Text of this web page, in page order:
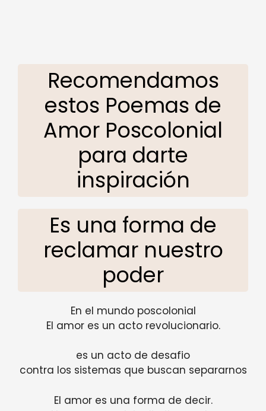
Recomendamos
estos Poemas de
Amor Poscolonial
para darte
inspiración
Es una forma de
reclamar nuestro
poder
En el mundo poscolonial
El amor es un acto revolucionario.
es un acto de desafio
contra los sistemas que buscan separarnos
El amor es una forma de decir.